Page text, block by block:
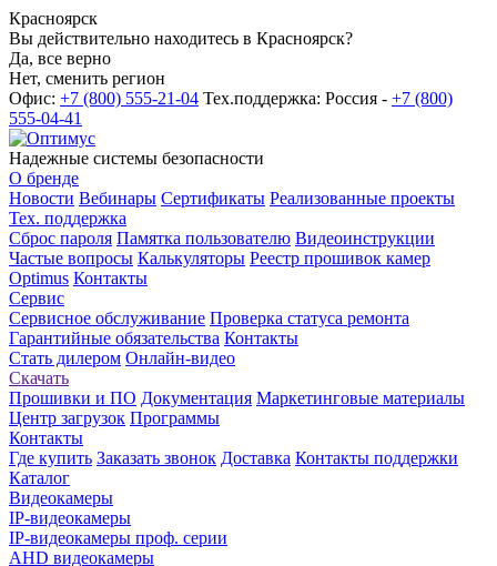
Красноярск
Вы действительно находитесь в Красноярск?
Да, все верно
Нет, сменить регион
Офис: +7 (800) 555-21-04 Тех.поддержка: Россия - +7 (800)
555-04-41
Надежные системы безопасности
О бренде
Новости Вебинары Сертификаты Реализованные проекты
Тех. поддержка
Сброс пароля Памятка пользователю Видеоинструкции
Частые вопросы Калькуляторы Реестр прошивок камер
Optimus Контакты
Сервис
Сервисное обслуживание Проверка статуса ремонта
Гарантийные обязательства Контакты
Стать дилером Онлайн-видео
Скачать
Прошивки и ПО Документация Маркетинговые материалы
Центр загрузок Программы
Контакты
Где купить Заказать звонок Доставка Контакты поддержки
Каталог
Видеокамеры
IP-видеокамеры
IP-видеокамеры проф. серии
AHD видеокамеры